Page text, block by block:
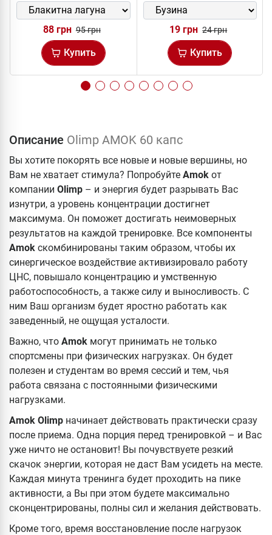
88 грн 95 грн
Купить
19 грн 24 грн
Купить
Описание Olimp AMOK 60 капс
Вы хотите покорять все новые и новые вершины, но
Вам не хватает стимула? Попробуйте Amok от
компании Olimp – и энергия будет разрывать Вас
изнутри, а уровень концентрации достигнет
максимума. Он поможет достигать неимоверных
результатов на каждой тренировке. Все компоненты
Amok скомбинированы таким образом, чтобы их
синергическое воздействие активизировало работу
ЦНС, повышало концентрацию и умственную
работоспособность, а также силу и выносливость. С
ним Ваш организм будет яростно работать как
заведенный, не ощущая усталости.
Важно, что Amok могут принимать не только
спортсмены при физических нагрузках. Он будет
полезен и студентам во время сессий и тем, чья
работа связана с постоянными физическими
нагрузками.
Amok Olimp начинает действовать практически сразу
после приема. Одна порция перед тренировкой – и Вас
уже ничто не остановит! Вы почувствуете резкий
скачок энергии, которая не даст Вам усидеть на месте.
Каждая минута тренинга будет проходить на пике
активности, а Вы при этом будете максимально
сконцентрированы, полны сил и желания действовать.
Кроме того, время восстановление после нагрузок